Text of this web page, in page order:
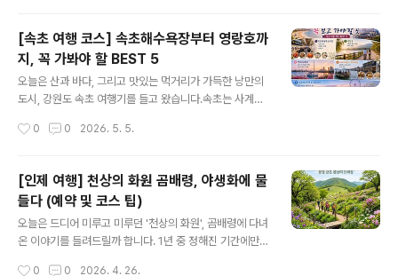
함께 받고 있기 때문에, 굳이 여러 군데 전화를 돌리기보다
카카오택시 앱으로 호출하는 것이 훨씬 효율적입니다.속초
에서 택시 호출은 카카오택시가 가장 빠른 이유속초는 관
광도시 특성상 주말과 연휴, 성수기에는 관광객이 매우 많
몰립니다.주말 관광 피크시간연휴 및 휴가철이런 상황에서
[속초 여행 코스] 속초해수욕장부터 영랑호까
지, 꼭 가봐야 할 BEST 5
오늘은 산과 바다, 그리고 맛있는 먹거리가 가득한 낭만의
도시, 강원도 속초 여행기를 들고 왔습니다.속초는 사계절
곳이죠. 연인과 함께하는 데이트 코스부터 가족 여행까지
게요! 📸1. 먹거리의 천국, 속초관광수산시장 (중앙시장)
🍢속초 여행에서 절대 빠질 수 없는 첫 번째 코스! 바로 속
초관광수산시장입니다.어물전의 활기 : 싱싱한 해산물과
건어물이 가득해 구경하는 재미가 쏠쏠해요.길거리 음식
정복: 속초의 명물인 닭강정부터 바삭한 새우튀김, 달콤한
0 0 2026. 5. 5.
[인제 여행] 천상의 화원 곰배령, 야생화에 물
들다 (예약 및 코스 팁)
오늘은 드디어 미루고 미루던 '천상의 화원', 곰배령에 다녀
온 이야기를 들려드릴까 합니다. 1년 중 정해진 기간에만
0 0 2026. 4. 26.